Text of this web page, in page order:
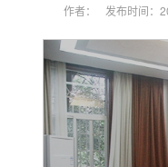
作者： 发布时间：